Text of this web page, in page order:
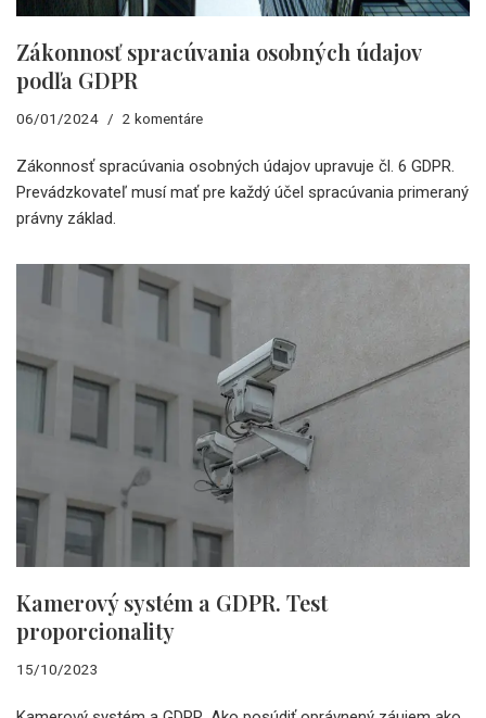
Zákonnosť spracúvania osobných údajov
podľa GDPR
06/01/2024 2 komentáre
Zákonnosť spracúvania osobných údajov upravuje čl. 6 GDPR.
Prevádzkovateľ musí mať pre každý účel spracúvania primeraný
právny základ.
Kamerový systém a GDPR. Test
proporcionality
15/10/2023